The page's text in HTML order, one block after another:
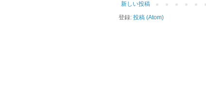
新しい投稿
登録: 投稿 (Atom)